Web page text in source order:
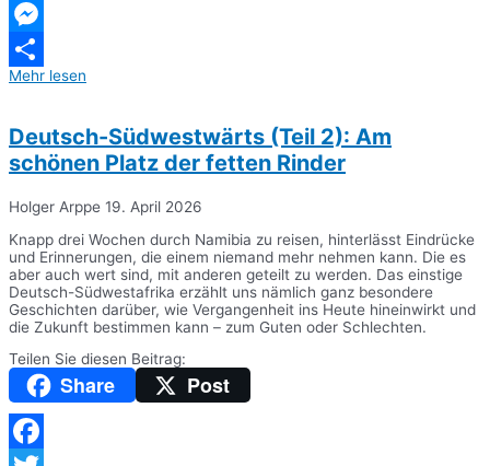
Telegram
Messenger
Teilen
Mehr lesen
Deutsch-Südwestwärts (Teil 2): Am
schönen Platz der fetten Rinder
Holger Arppe 19. April 2026
Knapp drei Wochen durch Namibia zu reisen, hinterlässt Eindrücke
und Erinnerungen, die einem niemand mehr nehmen kann. Die es
aber auch wert sind, mit anderen geteilt zu werden. Das einstige
Deutsch-Südwestafrika erzählt uns nämlich ganz besondere
Geschichten darüber, wie Vergangenheit ins Heute hineinwirkt und
die Zukunft bestimmen kann – zum Guten oder Schlechten.
Teilen Sie diesen Beitrag:
Share Post